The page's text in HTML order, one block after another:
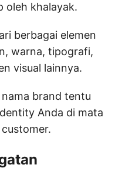
oleh khalayak.
berbagai elemen
warna, tipografi,
visual lainnya.
brand tentu
Anda di mata